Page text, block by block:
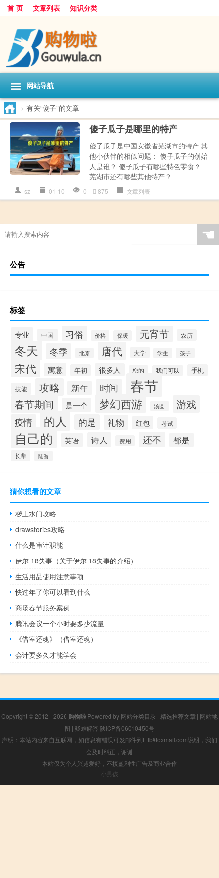
首 页 文章列表 知识分类
网站导航
> 有关“傻子”的文章
傻子瓜子是哪里的特产
傻子瓜子是中国安徽省芜湖市的特产 其
他小伙伴的相似问题： 傻子瓜子的创始
人是谁？ 傻子瓜子有哪些特色零食？
芜湖市还有哪些其他特产？
sz 01-10 0 875 文章列表
☚
公告
标签
专业 中国 习俗 价格 保暖 元宵节 农历
冬天 冬季 北京 唐代 大学 学生 孩子
宋代 寓意 年初 很多人 您的 我们可以
手机
技能
攻略 新年 时间 春节
春节期间 是一个 梦幻西游 汤圆 游戏
疫情 的人 的是 礼物 红包 考试
自己的 英语 诗人 费用 还不 都是
长辈 陆游
猜你想看的文章
秽土水门攻略
drawstories攻略
什么是审计职能
伊尔 18失事（关于伊尔 18失事的介绍）
生活用品使用注意事项
快过年了你可以看到什么
商场春节服务案例
腾讯会议一个小时要多少流量
《借室还魂》（借室还魂）
会计要多久才能学会
Copyright © 2012 - 2026 购物啦 Powered by 网站分类目录 | 精选推荐文章 | 网站地
图 | 疑难解答 陕ICP备06010450号
声明：本站内容来自互联网，如信息有错误可发邮件到f_fb#foxmail.com说明，我们
会及时纠正，谢谢
本站仅为个人兴趣爱好，不接盈利性广告及商业合作
小男孩